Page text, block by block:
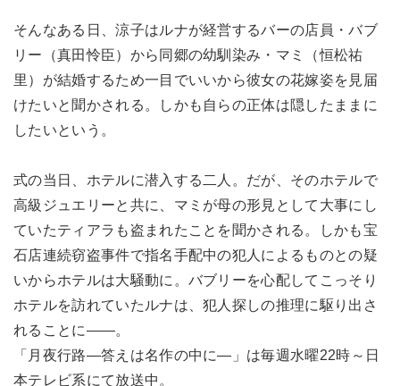
そんなある日、涼子はルナが経営するバーの店員・バブ
リー（真田怜臣）から同郷の幼馴染み・マミ（恒松祐
里）が結婚するため一目でいいから彼女の花嫁姿を見届
けたいと聞かされる。しかも自らの正体は隠したままに
したいという。
式の当日、ホテルに潜入する二人。だが、そのホテルで
高級ジュエリーと共に、マミが母の形見として大事にし
ていたティアラも盗まれたことを聞かされる。しかも宝
石店連続窃盗事件で指名手配中の犯人によるものとの疑
いからホテルは大騒動に。バブリーを心配してこっそり
ホテルを訪れていたルナは、犯人探しの推理に駆り出さ
れることに――。
「月夜行路―答えは名作の中に―」は毎週水曜22時～日
本テレビ系にて放送中。